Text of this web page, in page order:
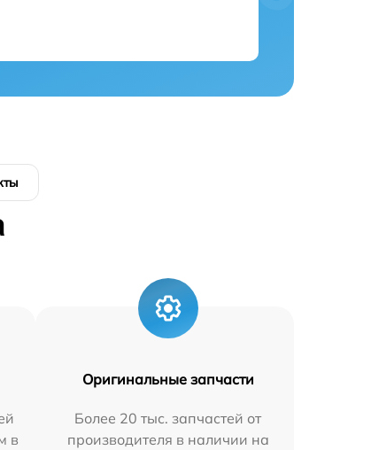
в
Оригинальные запчасти
Более 20 тыс. запчастей от
производителя в наличии на